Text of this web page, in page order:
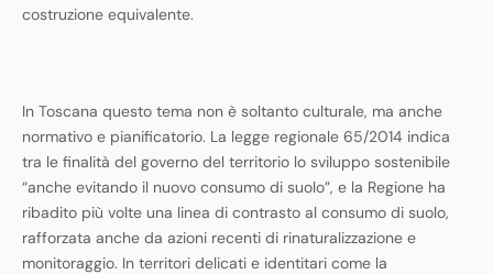
costruzione equivalente.
In Toscana questo tema non è soltanto culturale, ma anche
normativo e pianificatorio. La legge regionale 65/2014 indica
tra le finalità del governo del territorio lo sviluppo sostenibile
“anche evitando il nuovo consumo di suolo”, e la Regione ha
ribadito più volte una linea di contrasto al consumo di suolo,
rafforzata anche da azioni recenti di rinaturalizzazione e
monitoraggio. In territori delicati e identitari come la